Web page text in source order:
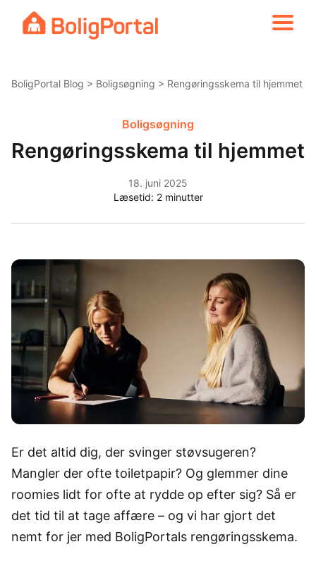
BoligPortal Blog > Boligsøgning > Rengøringsskema til hjemmet
Boligsøgning
Rengøringsskema til hjemmet
18. juni 2025
Læsetid: 2 minutter
Er det altid dig, der svinger støvsugeren?
Mangler der ofte toiletpapir? Og glemmer dine
roomies lidt for ofte at rydde op efter sig? Så er
det tid til at tage affære – og vi har gjort det
nemt for jer med BoligPortals rengøringsskema.